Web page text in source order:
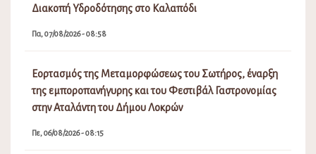
Διακοπή Υδροδότησης στο Καλαπόδι
Πα, 07/08/2026 - 08:58
Εορτασμός της Μεταμορφώσεως του Σωτήρος, έναρξη
της εμποροπανήγυρης και του Φεστιβάλ Γαστρονομίας
στην Αταλάντη του Δήμου Λοκρών
Πε, 06/08/2026 - 08:15